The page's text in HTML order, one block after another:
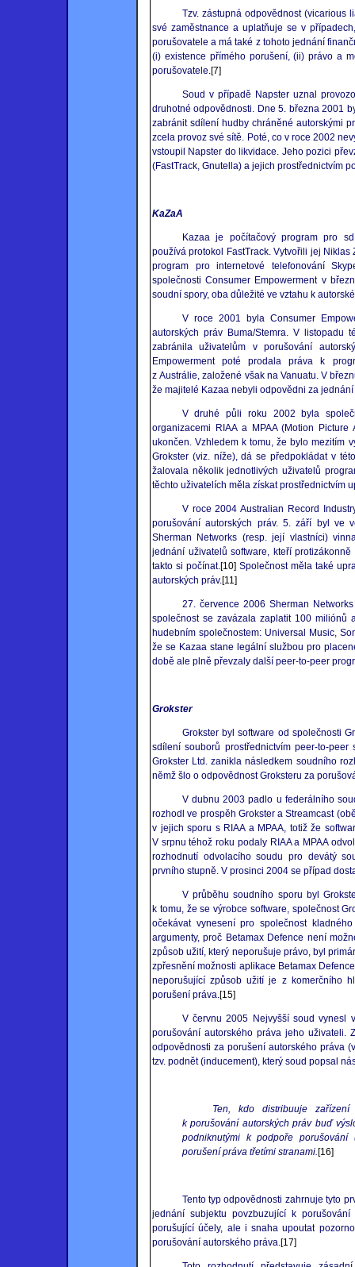
Tzv. zástupná odpovědnost (vicarious
své zaměstnance a uplatňuje se v
porušovatele a má také z tohoto jednání
(i) existence přímého porušení, (ii) právo a
porušovatele.[7]
Soud v případě Napster uznal
druhotné odpovědnosti. Dne 5. března 2001
zabránit sdílení hudby chráněné autorskými
zcela provoz své sítě. Poté, co v roce 2002
vstoupil Napster do likvidace. Jeho pozici
(FastTrack, Gnutella) a jejich prostřednictvím
KaZaA
Kazaa je počítačový program pro
používá protokol FastTrack. Vytvořili jej
program pro internetové telefonování
společnosti Consumer Empowerment v
soudní spory, oba důležité ve vztahu k
V roce 2001 byla Consumer
autorských práv Buma/Stemra. V listopadu
zabránila uživatelům v porušování
Empowerment poté prodala práva k
z Austrálie, založené však na Vanuatu. V
že majitelé Kazaa nebyli odpovědni za
V druhé půli roku 2002 byla
organizacemi RIAA a MPAA (Motion
ukončen. Vzhledem k tomu, že bylo mezitím
Grokster (viz. níže), dá se předpokládat v
žalovala několik jednotlivých uživatelů
těchto uživatelích měla získat prostřednictvím
V roce 2004 Australian Record
porušování autorských práv. 5. září byl ve
Sherman Networks (resp. její vlastníci)
jednání uživatelů software, kteří
takto si počínat.[10] Společnost měla také
autorských práv.[11]
27. července 2006 Sherman
společnost se zavázala zaplatit 100 miliónů
hudebním společnostem: Universal Music,
že se Kazaa stane legální službou pro
době ale plně převzaly další peer-to-peer
Grokster
Grokster byl software od společnosti
sdílení souborů prostřednictvím peer-to-
Grokster Ltd. zanikla následkem soudního
němž šlo o odpovědnost Groksteru za
V dubnu 2003 padlo u federálního
rozhodl ve prospěh Grokster a Streamcast
v jejich sporu s RIAA a MPAA, totiž že
V srpnu téhož roku podaly RIAA a MPAA
rozhodnutí odvolacího soudu pro devátý
prvního stupně. V prosinci 2004 se případ
V průběhu soudního sporu byl
k tomu, že se výrobce software, společnost
očekávat vynesení pro společnost
argumenty, proč Betamax Defence není
způsob užití, který neporušuje právo, byl
zpřesnění možnosti aplikace Betamax
neporušující způsob užití je z komerčního
porušení práva.[15]
V červnu 2005 Nejvyšší soud vynesl
porušování autorského práva jeho uživateli.
odpovědnosti za porušení autorského práva
tzv. podnět (inducement), který soud popsal
Ten, kdo distribuuje
k porušování autorských práv buď
podniknutými k podpoře
porušení práva třetími stranami.[16]
Tento typ odpovědnosti zahrnuje tyto
jednání subjektu povzbuzující k
porušující účely, ale i snaha upoutat
porušování autorského práva.[17]